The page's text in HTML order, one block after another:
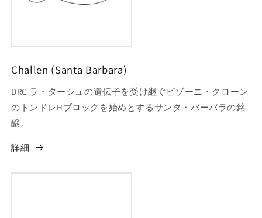
Challen (Santa Barbara)
DRC ラ・ターシュの遺伝子を受け継ぐピゾーニ・クローン
のトンドレHブロックを始めとするサンタ・バーバラの銘
醸。
詳細